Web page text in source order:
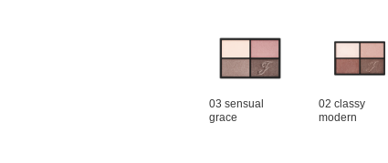
03 sensual
grace
02 classy
modern